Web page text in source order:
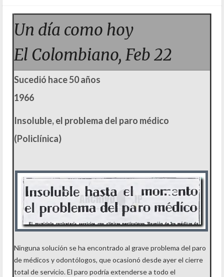
Un día como hoy
El Colombiano, Feb 22
Sucedió hace 50 años
1966
Insoluble, el problema del paro médico
(Policlínica)
Ninguna solución se ha encontrado al grave problema del paro
de médicos y odontólogos, que ocasionó desde ayer el cierre
total de servicio. El paro podría extenderse a todo el